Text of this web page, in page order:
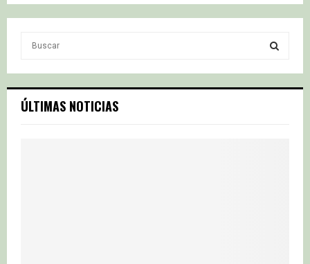
c
h
S
ÚLTIMAS NOTICIAS